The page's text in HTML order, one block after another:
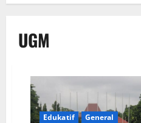
UGM
Edukatif
General